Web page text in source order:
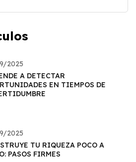
2025
A DETECTAR
EN TIEMPOS DE
2025
TU RIQUEZA POCO A
PASOS FIRMES